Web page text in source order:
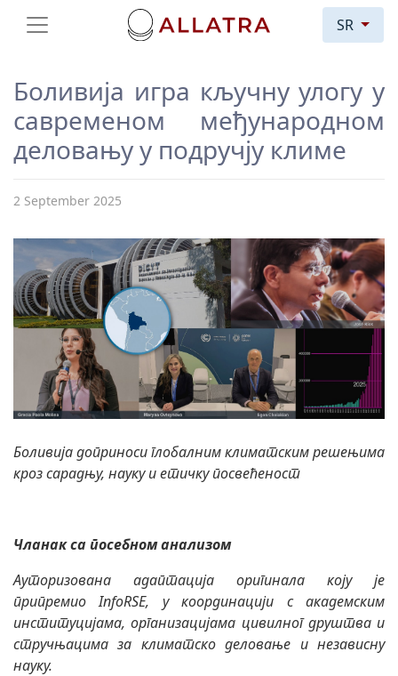
SR
Боливија игра кључну улогу у
савременом међународном
деловању у подручју климе
2 September 2025
Боливија доприноси глобалним климатским решењима
кроз сарадњу, науку и етичку посвећеност
Чланак са посебном анализом
Ауторизована адаптација оригинала коју је
припремио InfoRSE, у координацији с академским
институцијама, организацијама цивилног друштва и
стручњацима за климатско деловање и независну
науку.